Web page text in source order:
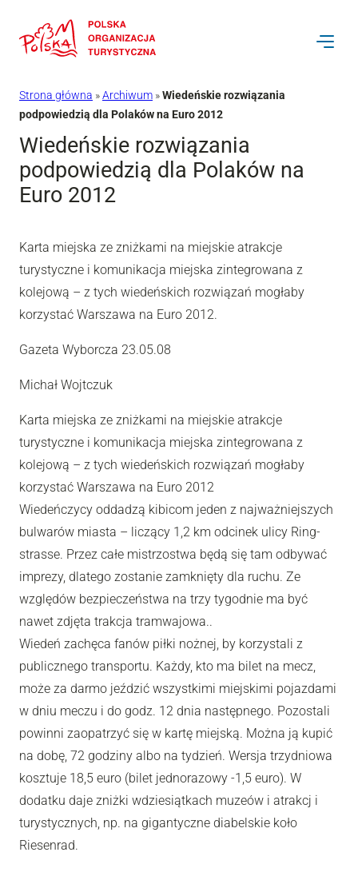
do
Strona główna »Archiwum »Wiedeńskie rozwiązania
podpowiedzią dla Polaków na Euro 2012
Wiedeńskie rozwiązania
podpowiedzią dla Polaków na
Euro 2012
Karta miejska ze zniżkami na miejskie atrakcje
turystyczne i komunikacja miejska zintegrowana z
kolejową – z tych wiedeńskich rozwiązań mogłaby
korzystać Warszawa na Euro 2012.
Gazeta Wyborcza 23.05.08
Michał Wojtczuk
Karta miejska ze zniżkami na miejskie atrakcje
turystyczne i komunikacja miejska zintegrowana z
kolejową – z tych wiedeńskich rozwiązań mogłaby
korzystać Warszawa na Euro 2012
Wiedeńczycy oddadzą kibicom jeden z najważniejszych
bulwarów miasta – liczący 1,2 km odcinek ulicy Ring-
strasse. Przez całe mistrzostwa będą się tam odbywać
imprezy, dlatego zostanie zamknięty dla ruchu. Ze
względów bezpieczeństwa na trzy tygodnie ma być
nawet zdjęta trakcja tramwajowa..
Wiedeń zachęca fanów piłki nożnej, by korzystali z
publicznego transportu. Każdy, kto ma bilet na mecz,
może za darmo jeździć wszystkimi miejskimi pojazdami
w dniu meczu i do godz. 12 dnia następnego. Pozostali
powinni zaopatrzyć się w kartę miejską. Można ją kupić
na dobę, 72 godziny albo na tydzień. Wersja trzydniowa
kosztuje 18,5 euro (bilet jednorazowy -1,5 euro). W
dodatku daje zniżki wdziesiątkach muzeów i atrakcj i
turystycznych, np. na gigantyczne diabelskie koło
Riesenrad.